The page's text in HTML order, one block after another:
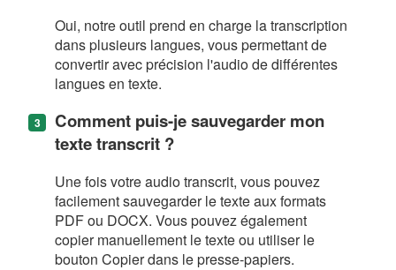
Oui, notre outil prend en charge la transcription
dans plusieurs langues, vous permettant de
convertir avec précision l'audio de différentes
langues en texte.
Comment puis-je sauvegarder mon
texte transcrit ?
Une fois votre audio transcrit, vous pouvez
facilement sauvegarder le texte aux formats
PDF ou DOCX. Vous pouvez également
copier manuellement le texte ou utiliser le
bouton Copier dans le presse-papiers.